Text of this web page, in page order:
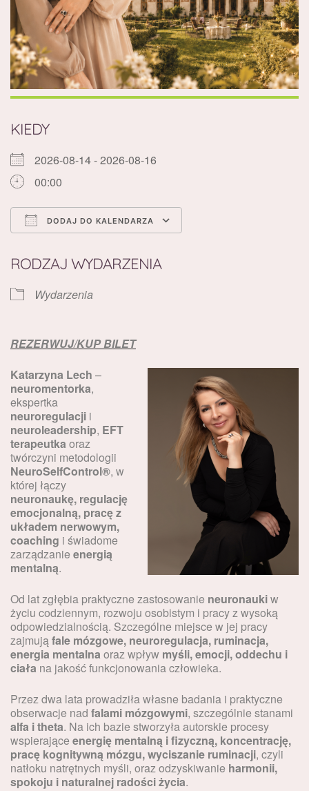
KIEDY
2026-08-14 - 2026-08-16
00:00
DODAJ DO KALENDARZA
RODZAJ WYDARZENIA
Wydarzenia
REZERWUJ/KUP BILET
Katarzyna Lech –
neuromentorka,
ekspertka
neuroregulacji i
neuroleadership, EFT
terapeutka oraz
twórczyni metodologii
NeuroSelfControl®, w
której łączy
neuronaukę, regulację
emocjonalną, pracę z
układem nerwowym,
coaching i świadome
zarządzanie energią
mentalną.
Od lat zgłębia praktyczne zastosowanie neuronaukiw
życiu codziennym, rozwoju osobistym i pracy z wysoką
odpowiedzialnością. Szczególne miejsce w jej pracy
zajmująfale mózgowe, neuroregulacja, ruminacja,
energia mentalna oraz wpływ myśli, emocji, oddechu i
ciała na jakość funkcjonowania człowieka.
Przez dwa lata prowadziła własne badania i praktyczne
obserwacje nad falami mózgowymi, szczególnie stanami
alfa i theta. Na ich bazie stworzyła autorskie procesy
wspierające energię mentalną i fizyczną, koncentrację,
pracę kognitywną mózgu, wyciszanie ruminacji, czyli
natłoku natrętnych myśli, oraz odzyskiwanie harmonii,
spokoju i naturalnej radości życia.